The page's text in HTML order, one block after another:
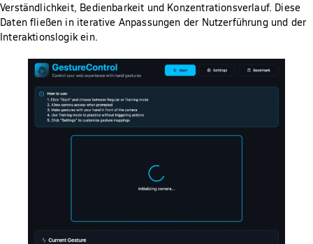
Verständlichkeit, Bedienbarkeit und Konzentrationsverlauf. Diese
Daten fließen in iterative Anpassungen der Nutzerführung und der
Interaktionslogik ein.